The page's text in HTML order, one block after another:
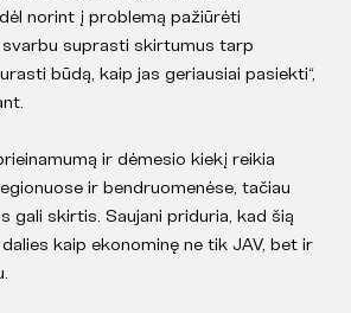
norint į problemą pažiūrėti
svarbu suprasti skirtumus tarp
būdą, kaip jas geriausiai pasiekti“,
ir dėmesio kiekį reikia
ir bendruomenėse, tačiau
gali skirtis. Saujani priduria, kad šią
kaip ekonominę ne tik JAV, bet ir